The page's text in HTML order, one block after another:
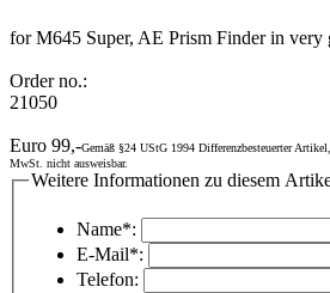
for M645 Super, AE Prism Finder in very
Order no.:
21050
Euro 99,-Gemäß §24 UStG 1994 Differenzbesteuerter Artikel,
MwSt. nicht ausweisbar.
Weitere Informationen zu diesem
Name*:
E-Mail*:
Telefon: